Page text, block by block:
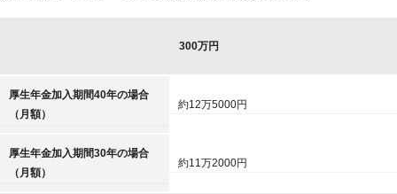
300万円
厚生年金加入期間40年の場合
（月額）
約12万5000円
厚生年金加入期間30年の場合
（月額）
約11万2000円